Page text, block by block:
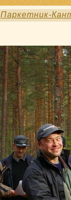
Паркетник-